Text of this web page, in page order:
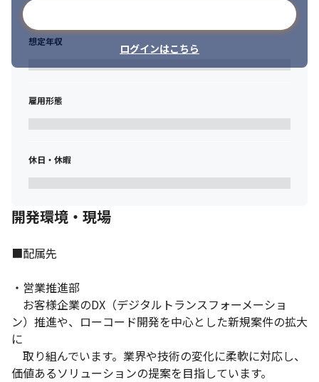
ログインはこちら
想定年収
雇用形態
休日・休暇
開発環境・現場
■配属先
・営業推進部
お客様企業のDX（デジタルトランスフォーメーショ
ン）推進や、ローコード開発を中心とした新規案件の拡大
に
取り組んでいます。業界や技術の変化に柔軟に対応し、
価値あるソリューションの提案を目指しています。